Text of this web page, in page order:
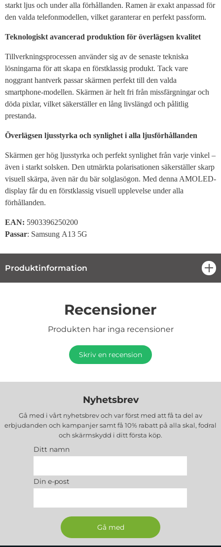
starkt ljus och under alla förhållanden. Ramen är exakt anpassad för
den valda telefonmodellen, vilket garanterar en perfekt passform.
Teknologiskt avancerad produktion för överlägsen kvalitet
Tillverkningsprocessen använder sig av de senaste tekniska
lösningarna för att skapa en förstklassig produkt. Tack vare
noggrant hantverk passar skärmen perfekt till den valda
smartphone-modellen. Skärmen är helt fri från missfärgningar och
döda pixlar, vilket säkerställer en lång livslängd och pålitlig
prestanda.
Överlägsen ljusstyrka och synlighet i alla ljusförhållanden
Skärmen ger hög ljusstyrka och perfekt synlighet från varje vinkel –
även i starkt solsken. Den utmärkta polarisationen säkerställer skarp
visuell skärpa, även när du bär solglasögon. Med denna AMOLED-
display får du en förstklassig visuell upplevelse under alla
förhållanden.
EAN: 5903396250200
Passar: Samsung A13 5G
Produktinformation
Recensioner
Produkten har inga recensioner
Skriv en recension
Nyhetsbrev
Gå med i vårt nyhetsbrev och var först med att få ta del av
erbjudanden och kampanjer samt få 10% rabatt på alla skal, fodral
och skärmskydd i ditt första köp.
Ditt namn
Din e-post